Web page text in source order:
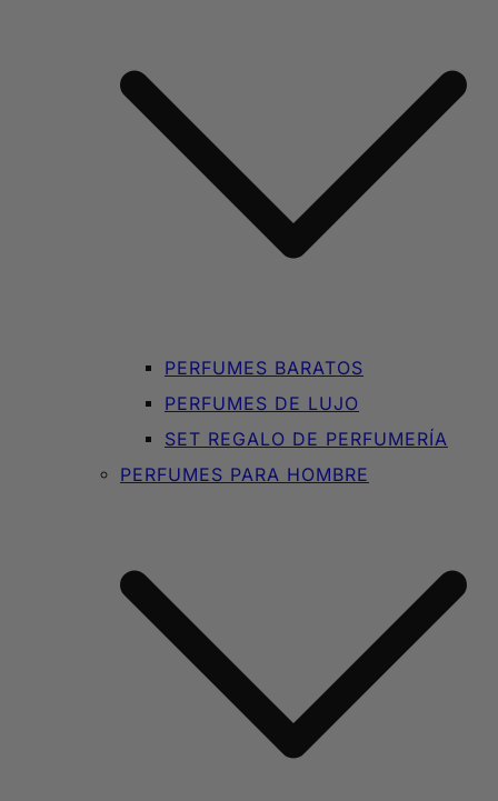
PERFUMES BARATOS
PERFUMES DE LUJO
SET REGALO DE PERFUMERÍA
PERFUMES PARA HOMBRE